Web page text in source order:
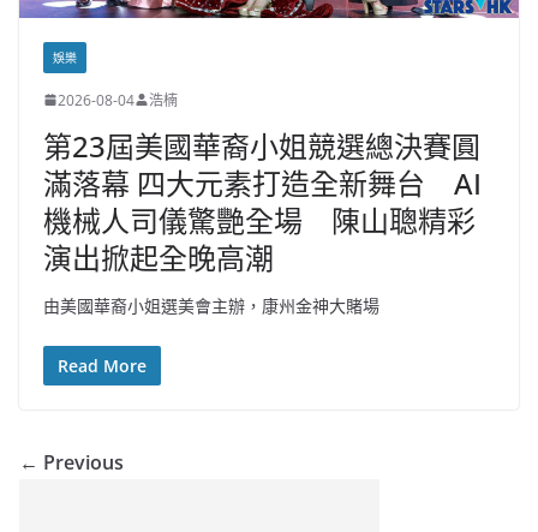
娛樂
2026-08-04 浩楠
第23屆美國華裔小姐競選總決賽圓
滿落幕 四大元素打造全新舞台 AI
機械人司儀驚艷全場 陳山聰精彩
演出掀起全晚高潮
由美國華裔小姐選美會主辦，康州金神大賭場
Read More
← Previous